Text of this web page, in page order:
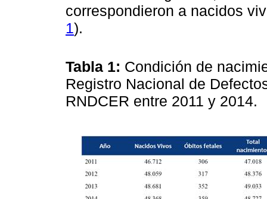
correspondieron a nacidos
1).
Tabla 1: Condición de
Registro Nacional de
RNDCER entre 2011 y 2014.